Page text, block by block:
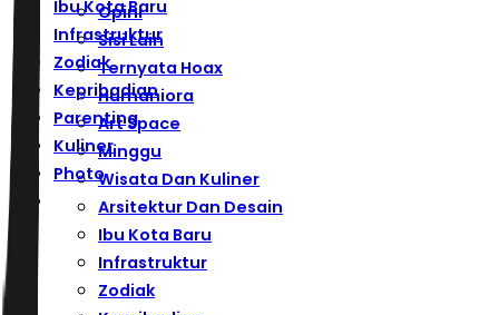
Ibu Kota Baru
Infrastruktur
Zodiak
Kepribadian
Parenting
Kuliner
Photo
Opini
Sisi Lain
Ternyata Hoax
Humaniora
Art Space
Minggu
Wisata Dan Kuliner
Arsitektur Dan Desain
Ibu Kota Baru
Infrastruktur
Zodiak